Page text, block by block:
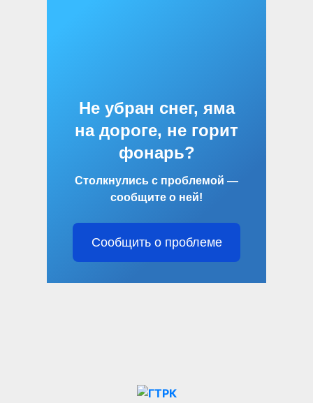
Не убран снег, яма
на дороге, не горит
фонарь?
Столкнулись с проблемой —
сообщите о ней!
Сообщить о проблеме